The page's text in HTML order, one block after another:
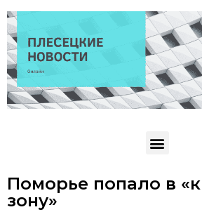
Поморье попало в
зону»